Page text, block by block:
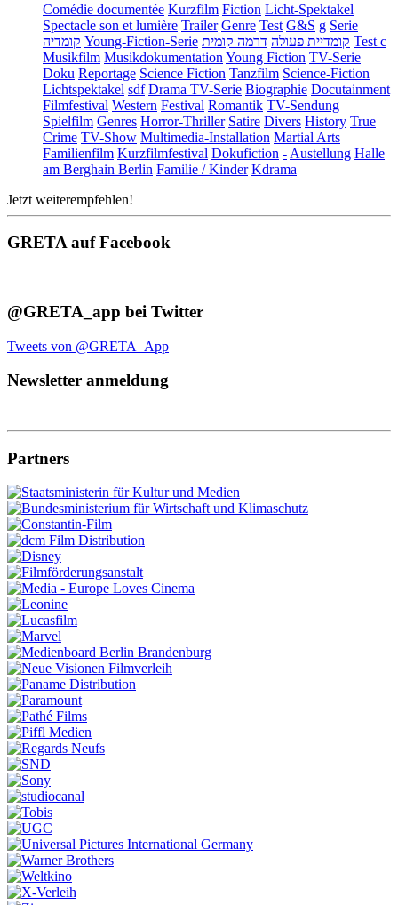
Comédie documentée Kurzfilm Fiction Licht-Spektakel
Spectacle son et lumière Trailer Genre Test G&S g Serie
קומדיה Young-Fiction-Serie קומדיית פעולה דרמה קומית
Test c
Musikfilm Musikdokumentation Young Fiction TV-Serie
Doku Reportage Science Fiction Tanzfilm Science-Fiction
Lichtspektakel sdf Drama TV-Serie Biographie Docutainment
Filmfestival Western Festival Romantik TV-Sendung
Spielfilm Genres Horror-Thriller Satire Divers History True
Crime TV-Show Multimedia-Installation Martial Arts
Familienfilm Kurzfilmfestival Dokufiction - Austellung Halle
am Berghain Berlin Familie / Kinder Kdrama
Jetzt weiterempfehlen!
GRETA auf Facebook
@GRETA_app bei Twitter
Tweets von @GRETA_App
Newsletter anmeldung
Partners